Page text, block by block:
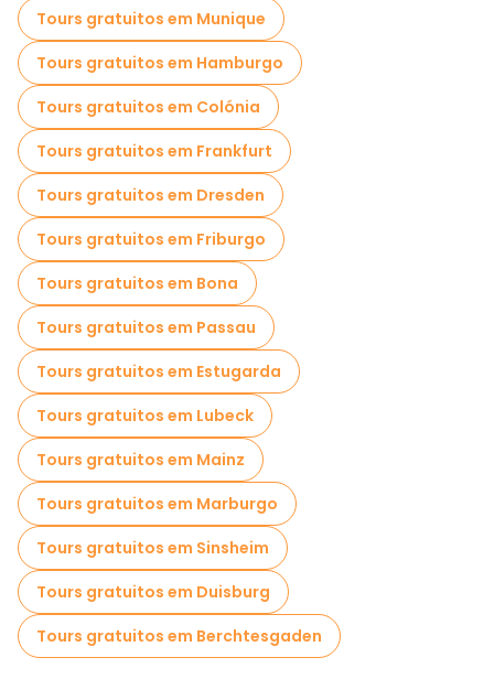
Tours gratuitos em Munique
Tours gratuitos em Hamburgo
Tours gratuitos em Colónia
Tours gratuitos em Frankfurt
Tours gratuitos em Dresden
Tours gratuitos em Friburgo
Tours gratuitos em Bona
Tours gratuitos em Passau
Tours gratuitos em Estugarda
Tours gratuitos em Lubeck
Tours gratuitos em Mainz
Tours gratuitos em Marburgo
Tours gratuitos em Sinsheim
Tours gratuitos em Duisburg
Tours gratuitos em Berchtesgaden